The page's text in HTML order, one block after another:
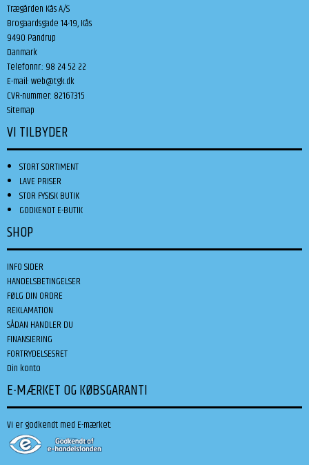
Trægården Kås A/S
Brogaardsgade 14-19, Kås
9490 Pandrup
Danmark
Telefonnr.: 98 24 52 22
E-mail:web@tgk.dk
CVR-nummer: 82167315
Sitemap
VI TILBYDER
STORT SORTIMENT
LAVE PRISER
STOR FYSISK BUTIK
GODKENDT E-BUTIK
SHOP
INFO SIDER
HANDELSBETINGELSER
FØLG DIN ORDRE
REKLAMATION
SÅDAN HANDLER DU
FINANSIERING
FORTRYDELSESRET
Din konto
E-MÆRKET OG KØBSGARANTI
Vi er godkendt med E-mærket: